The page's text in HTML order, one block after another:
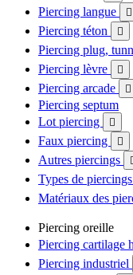
Piercing langue 
Piercing téton 
Piercing plug,
Piercing lèvre 
Piercing arcade 
Piercing septum
Lot piercing

Faux piercing 
Autres piercings
Types de piercings
Matériaux des
Piercing oreille
Piercing cartilage
Piercing industriel